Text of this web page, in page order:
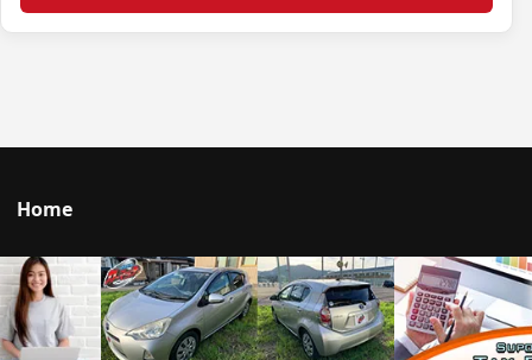
Home
Talk to us
© 2026 Portal Japan. All rights reserved.